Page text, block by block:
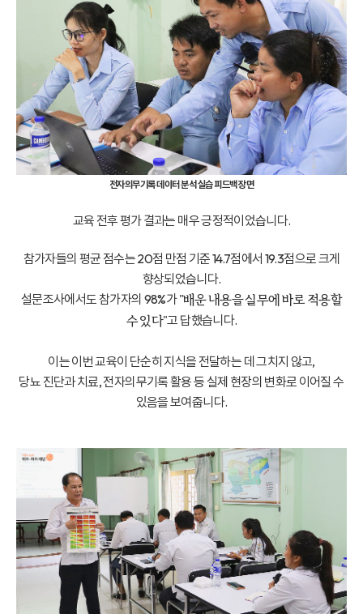
전자의무기록 데이터 분석 실습 피드백 장면
교육 전후 평가 결과는 매우 긍정적이었습니다.
참가자들의 평균 점수는 20점 만점 기준 14.7점에서 19.3점으로 크게
향상되었습니다.
설문조사에서도 참가자의 98%가"배운 내용을 실무에 바로 적용할
수 있다"고 답했습니다.
이는 이번 교육이 단순히 지식을 전달하는 데 그치지 않고,
당뇨 진단과 치료, 전자의무기록 활용 등 실제 현장의 변화로 이어질 수
있음을 보여줍니다.